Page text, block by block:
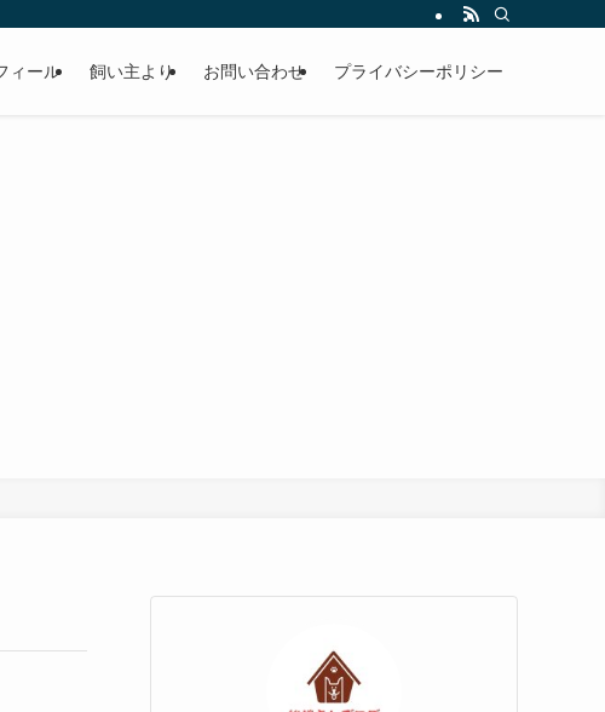
ィール 飼い主より お問い合わせ プライバシーポリシー